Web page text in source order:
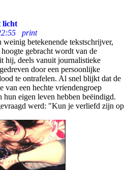
licht
print
betekenende tekstschrijver,
gebracht wordt van de
hij, deels vanuit journalistieke
door een persoonlijke
te ontrafelen. Al snel blijkt dat de
van een hechte vriendengroep
hun eigen leven hebben beëindigd.
werd: "Kun je verliefd zijn op